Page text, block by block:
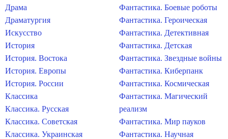
Драма
Драматургия
Искусство
История
История. Востока
История. Европы
История. России
Классика
Классика. Русская
Классика. Советская
Классика. Украинская
Фантастика. Боевые роботы
Фантастика. Героическая
Фантастика. Детективная
Фантастика. Детская
Фантастика. Звездные войны
Фантастика. Киберпанк
Фантастика. Космическая
Фантастика. Магический
реализм
Фантастика. Мир пауков
Фантастика. Научная